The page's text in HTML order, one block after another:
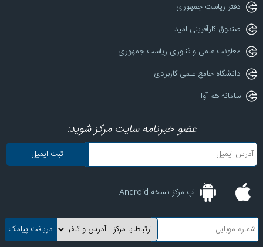
دفتر ریاست جمهوری
صندوق کارآفرینی امید
معاونت علمی و فناوری ریاست جمهوری
دانشگاه جامع علمی کاربردی
سامانه هم آوا
عضو خبرنامه سایت مرکز شوید:
اپ مرکز نسخه Android